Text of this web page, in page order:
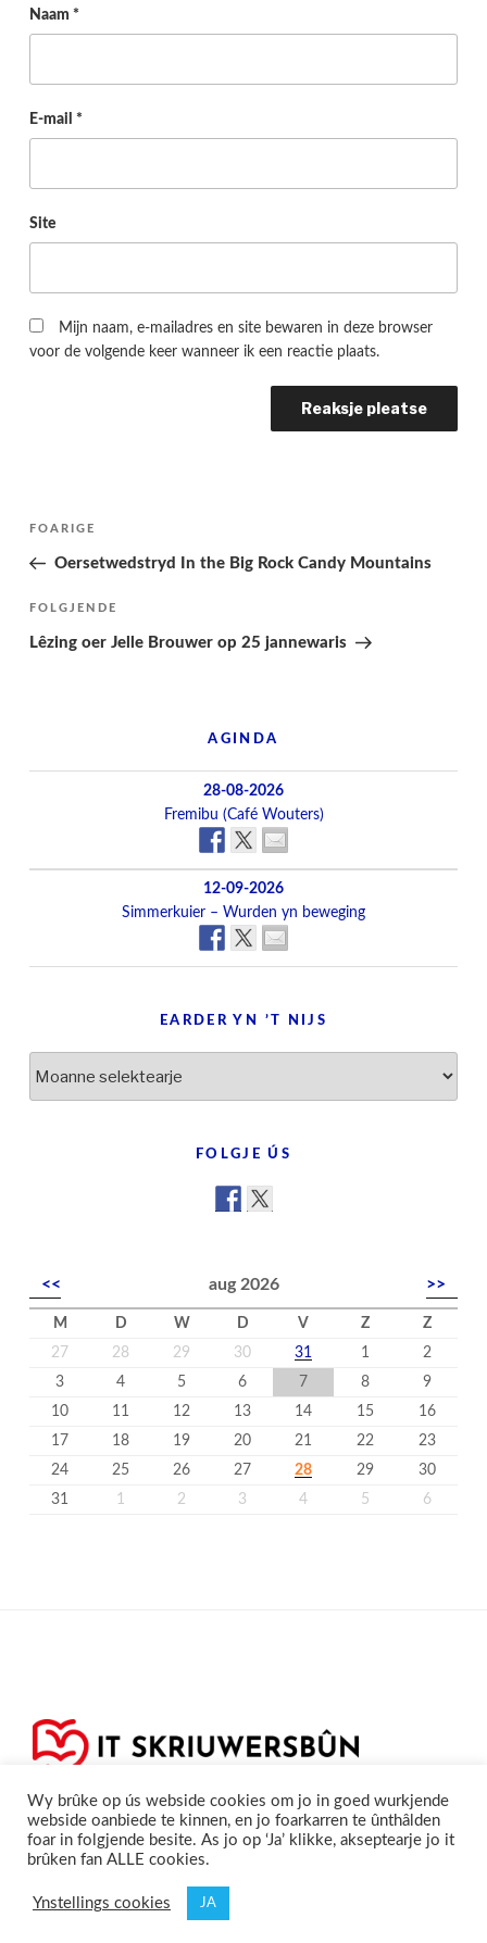
Naam *
E-mail *
Site
Mijn naam, e-mailadres en site bewaren in deze browser
voor de volgende keer wanneer ik een reactie plaats.
Berichtnavigatie
Folgjende
pagina
FOARIGE
Oersetwedstryd In the Big Rock Candy Mountains
Folgjend
berjocht
FOLGJENDE
Lêzing oer Jelle Brouwer op 25 jannewaris
AGINDA
28-08-2026
Fremibu (Café Wouters)
12-09-2026
Simmerkuier – Wurden yn beweging
EARDER YN ’T NIJS
yn
FOLGJE ÚS
<< aug 2026 >>
M D W D V Z
Z
27
28 29 30 31 1
2
3
4 5 6 7 8
9
10
11 12 13 14 15
16
17
18 19 20 21 22
23
24
25 26 27 28 29
30
31
1 2 3 4 5 6
Skriuwersboun.nl
Wy brûke op ús webside cookies om jo in goed wurkjende
webside oanbiede te kinnen, en jo foarkarren te ûnthâlden
foar in folgjende besite. As jo op ‘Ja’ klikke, akseptearje jo it
brûken fan ALLE cookies.
Ynstellings cookies JA